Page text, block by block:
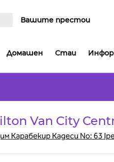
менюВашите престои
Домашен Стаи
Van City
Карабекир Кадеси No: 63